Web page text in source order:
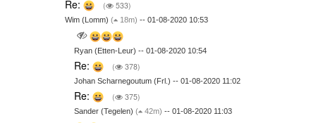
Re: ( 533)
Wim (Lomm)( 18m) -- 01-08-2020 10:53
Ryan (Etten-Leur) -- 01-08-2020 10:54
Re: ( 378)
Johan Scharnegoutum (Frl.) -- 01-08-2020 11:02
Re: ( 375)
Sander (Tegelen) ( 42m) -- 01-08-2020 11:03